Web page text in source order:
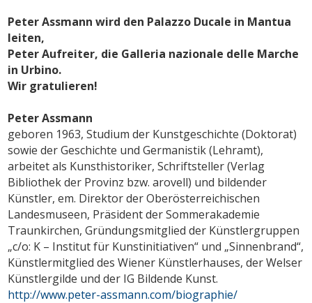
Peter Assmann wird den Palazzo Ducale in Mantua
leiten,
Peter Aufreiter, die Galleria nazionale delle Marche
in Urbino.
Wir gratulieren!
Peter Assmann
geboren 1963, Studium der Kunstgeschichte (Doktorat)
sowie der Geschichte und Germanistik (Lehramt),
arbeitet als Kunsthistoriker, Schriftsteller (Verlag
Bibliothek der Provinz bzw. arovell) und bildender
Künstler, em. Direktor der Oberösterreichischen
Landesmuseen, Präsident der Sommerakademie
Traunkirchen, Gründungsmitglied der Künstlergruppen
„c/o: K – Institut für Kunstinitiativen“ und „Sinnenbrand“,
Künstlermitglied des Wiener Künstlerhauses, der Welser
Künstlergilde und der IG Bildende Kunst.
http://www.peter-assmann.com/biographie/